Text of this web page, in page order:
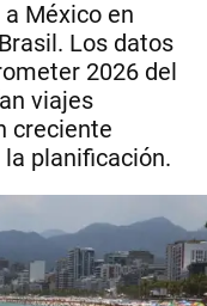
México en
Los datos
2026 del
viajes
creciente
planificación.